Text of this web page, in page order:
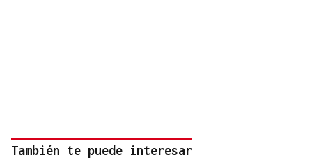
También te puede interesar